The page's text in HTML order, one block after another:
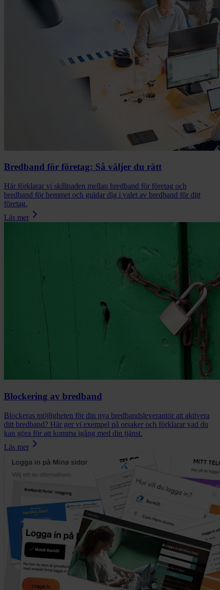
Bredband för företag: Så väljer du rätt
Här förklarar vi skillnaden mellan bredband för företag och
bredband för hemmet och guidar dig i valet av bredband för ditt
företag.
Läs mer
Blockering av bredband
Blockeras möjligheten för din nya bredbandsleverantör att aktivera
ditt bredband? Här ger vi exempel på orsaker och förklarar vad du
kan göra för att komma igång med din tjänst.
Läs mer